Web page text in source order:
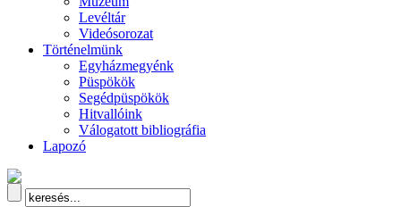
Levéltár
Videósorozat
Történelmünk
Egyházmegyénk
Püspökök
Segédpüspökök
Hitvallóink
Válogatott bibliográfia
Lapozó